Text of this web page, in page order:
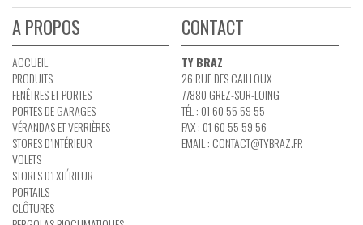
A PROPOS
ACCUEIL
PRODUITS
FENÊTRES ET PORTES
PORTES DE GARAGES
VÉRANDAS ET VERRIÈRES
STORES D’INTÉRIEUR
VOLETS
STORES D’EXTÉRIEUR
PORTAILS
CLÔTURES
CONTACT
TY BRAZ
26 RUE DES CAILLOUX
77880 GREZ-SUR-LOING
TÉL : 01 60 55 59 55
FAX : 01 60 55 59 56
EMAIL : CONTACT@TYBRAZ.FR